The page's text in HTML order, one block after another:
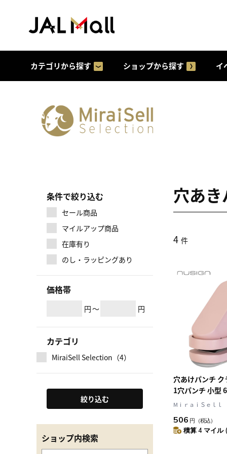
カテゴリから探す ショップから探す イ
マイルアップ商品
条件で絞り込む
セール商品
在庫有り
のし・ラッピングあり
価格帯
円～ 円
カテゴリ
MiraiSell Selection（4）
絞り込む
ショップ内検索
穴あ
4 件
穴あけパンチ
1穴パンチ 小型
応 ピンク
MⅰｒａｉＳｅｌｌ
506 円 （税込）
積算 4 マイル